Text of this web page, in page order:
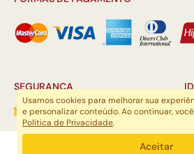
SEGURANÇA
ARTSOUL COMUNICAÇÃO DIGITAL LTDA |
Usamos cookies para melhorar sua
e personalizar conteúdo. Ao continuar,
Política de Privacidade.
Aceitar